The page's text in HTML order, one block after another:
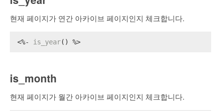
현재 페이지가 연간 아카이브 페이지인지 체크합니다.
<%- is_year() %>
is_month
현재 페이지가 월간 아카이브 페이지인지 체크합니다.